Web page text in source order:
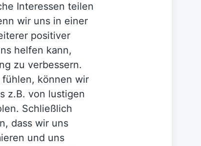
Interessen teilen
wir uns in einer
positiver
helfen kann,
zu verbessern.
können wir
z.B. von lustigen
Schließlich
dass wir uns
und uns